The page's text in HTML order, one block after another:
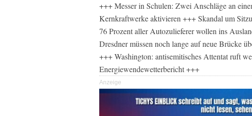
+++ Messer in Schulen: Zwei Anschläge an
Kernkraftwerke aktivieren +++ Skandal um
76 Prozent aller Autozulieferer wollen ins
Dresdner müssen noch lange auf neue Brücke
+++ Washington: antisemitisches Attentat ruft
Energiewendewetterbericht +++
Anzeige